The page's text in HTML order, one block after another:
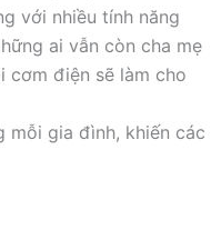
với nhiều tính năng
ai vẫn còn cha mẹ
cơm điện sẽ làm cho
mỗi gia đình, khiến các